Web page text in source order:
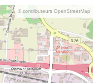
© contributeurs OpenStreetMap